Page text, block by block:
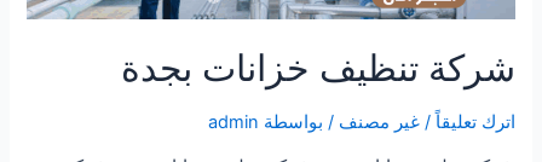
شركة تنظيف خزانات بجدة
اترك تعليقاً /غير مصنف / بواسطة admin